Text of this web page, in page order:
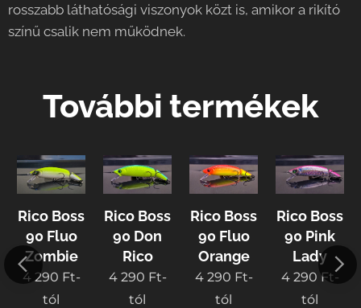
rosszabb láthatósági viszonyok közt is, amikor a rikító
színű csalik nem működnek.
További termékek
Rico Boss
90 Fluo
Zombie
4 290 Ft-
tól
Rico Boss
90 Don
Rico
4 290 Ft-
tól
Rico Boss
90 Fluo
Orange
4 290 Ft-
tól
Rico Boss
90 Pink
Lady
4 290 Ft-
tól